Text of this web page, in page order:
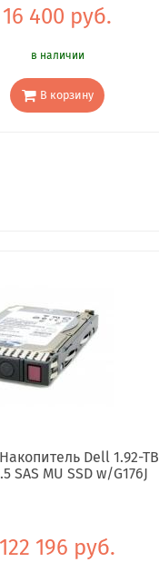
16 400 руб.
в наличии
В корзину
Dell 1.92-TB
SAS MU SSD w/G176J
122 196 руб.